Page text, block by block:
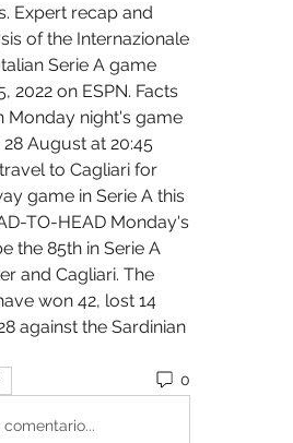
Expert recap and
of the Internazionale
Serie A game
2022 on ESPN. Facts
Monday night's game
August at 20:45
to Cagliari for
game in Serie A this
TO-HEAD Monday's
the 85th in Serie A
and Cagliari. The
won 42, lost 14
against the Sardinian
0